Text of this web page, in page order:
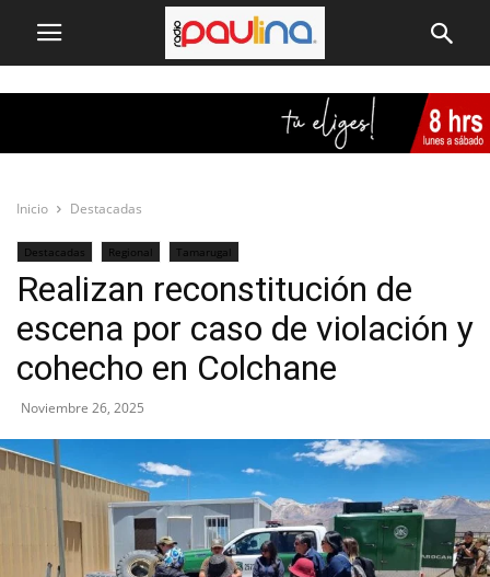
Inicio Destacadas
Destacadas Regional Tamarugal
Realizan reconstitución de
escena por caso de violación y
cohecho en Colchane
Noviembre 26, 2025